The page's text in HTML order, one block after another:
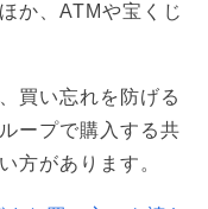
か、ATMや宝くじ
買い忘れを防げる
ープで購入する共
方があります。